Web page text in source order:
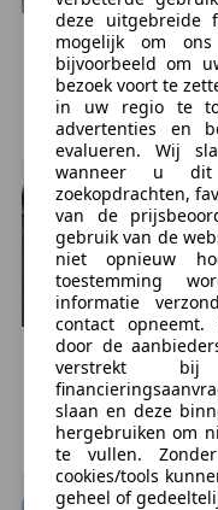
Exterieur
Buitenspiegels in
Bumpers in
Open dak
Infotainment
Audio-installatie
Interieur
12Volt aansluiting
Armsteun voor
Overige
Alle sleutels
Nooit in gerookt
SuzukiCappuccino
€ 13.445
107.467 km, 08/1996
LEIDEN, NL
SuzukiOverig
€ 7.750
123.482 km, 04/1982
COTHEN, NL
deze uitgebreide
mogelijk om
bijvoorbeeld om
bezoek voort te
in uw regio te
advertenties en
evalueren. Wij
wanneer u dit
zoekopdrachten,
van de
gebruik van de
niet opnieuw
toestemming
informatie
contact opneemt.
door de
verstrekt
slaan en deze
hergebruiken om
te vullen.
cookies/tools
geheel of